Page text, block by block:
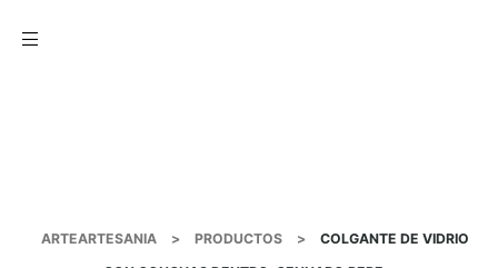
ARTEARTESANIA > PRODUCTOS >
COLGANTE DE VIDRIO